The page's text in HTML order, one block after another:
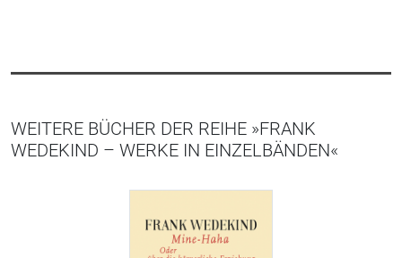
WEITERE BÜCHER DER REIHE »FRANK
WEDEKIND – WERKE IN EINZELBÄNDEN«